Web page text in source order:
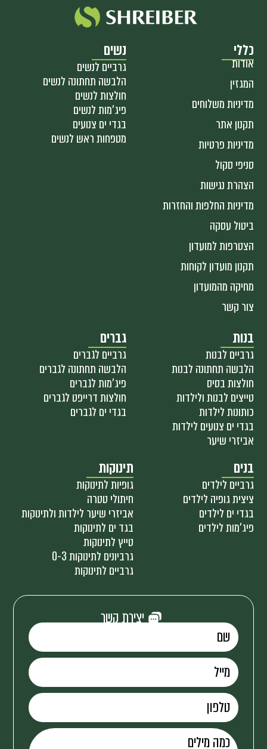
כללי
אודות
המגזין
מדיניות משלוחים
תקנון אתר
מדיניות פרטיות
סניפי סקול
הצהרת נגישות
מדיניות החלפות והחזרות
ביטול עסקה
הצטרפות למועדון
תקנון מועדון לקוחות
מחיקה מהמועדון
צור קשר
נשים
גרביים לנשים
הלבשה תחתונה לנשים
חולצות לנשים
פיג'מות לנשים
בגדי ים צנועים
מטפחות ראש לנשים
בנות
גרביים לבנות
הלבשה תחתונה לבנות
חולצות בסיס
טייצים לבנות ולילדות
כותונות לילדות
בגדי ים צנועים לילדות
אביזרי שיער
גברים
גרביים לגברים
הלבשה תחתונה לגברים
פיג'מות לגברים
חולצות דרייפט לגברים
בגדי ים לגברים
בנים
גרביים לילדים
ציצית גופיה לילדים
בגדי ים לילדים
פיג'מות לילדים
תינוקות
גופיות לתינוקות
חיתולי טטרה
אביזרי שיער לילדות ולתינוקות
בגד ים לתינוקות
טייץ לתינוקות
גרביונים לתינוקות 0-3
גרביים לתינוקות
יצירת קשר